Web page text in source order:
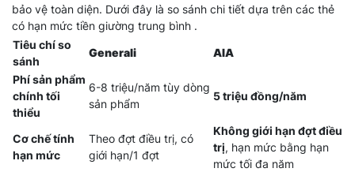
bảo vệ toàn diện. Dưới đây là so sánh chi tiết dựa trên các thẻ
có hạn mức tiền giường trung bình .
Tiêu chí so
sánh
Generali
AIA
Phí sản phẩm
chính tối
thiểu
6-8 triệu/năm tùy dòng
sản phẩm
5 triệu đồng/năm
Cơ chế tính
hạn mức
Theo đợt điều trị, có
giới hạn/1 đợt
Không giới hạn đợt điều
trị, hạn mức bằng hạn
mức tối đa năm